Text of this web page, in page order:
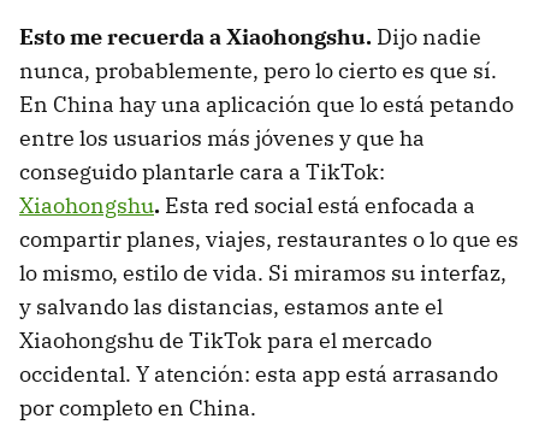
Esto me recuerda a Xiaohongshu. Dijo nadie
nunca, probablemente, pero lo cierto es que sí.
En China hay una aplicación que lo está petando
entre los usuarios más jóvenes y que ha
conseguido plantarle cara a TikTok:
Xiaohongshu. Esta red social está enfocada a
compartir planes, viajes, restaurantes o lo que es
lo mismo, estilo de vida. Si miramos su interfaz,
y salvando las distancias, estamos ante el
Xiaohongshu de TikTok para el mercado
occidental. Y atención: esta app está arrasando
por completo en China.